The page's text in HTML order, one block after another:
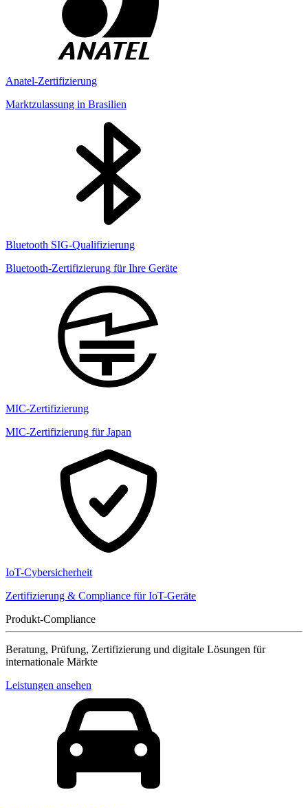
Anatel-Zertifizierung
Marktzulassung in Brasilien
Bluetooth SIG-Qualifizierung
Bluetooth-Zertifizierung für Ihre Geräte
MIC-Zertifizierung
MIC-Zertifizierung für Japan
IoT-Cybersicherheit
Zertifizierung & Compliance für IoT-Geräte
Produkt-Compliance
Beratung, Prüfung, Zertifizierung und digitale Lösungen für
internationale Märkte
Leistungen ansehen